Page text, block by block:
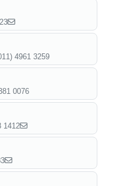
4961 3259
0076
1412